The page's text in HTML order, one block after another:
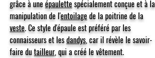
grâce à uneépaulettespécialement conçue et à la
manipulation de l'entoilagede la poitrine de la
veste. Ce style d'épaule est préféré par les
connaisseurs et lesdandys, car il révèle le savoir-
faire dutailleur, qui a créé le vêtement.